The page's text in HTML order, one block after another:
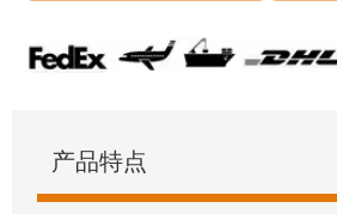
产品特点